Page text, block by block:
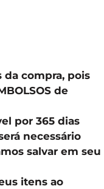
da compra, pois
de
por 365 dias
necessário
salvar em seu
itens ao